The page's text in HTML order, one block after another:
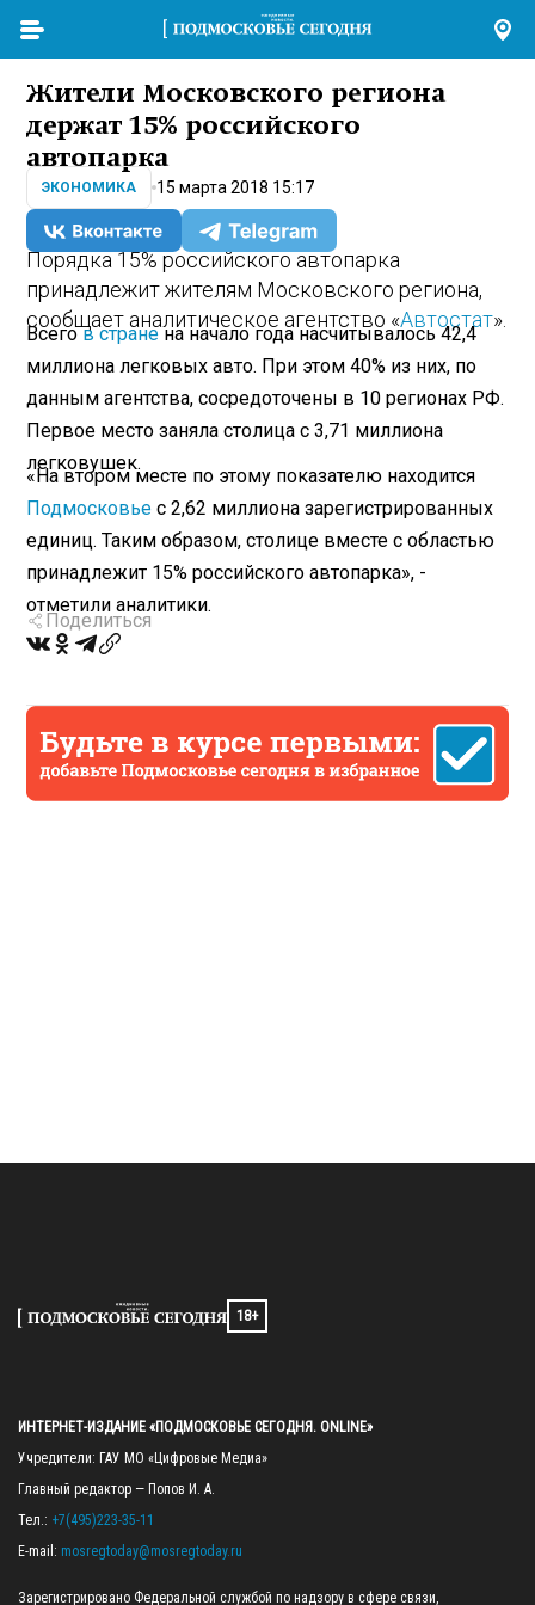
Жители Московского региона
держат 15% российского
автопарка
ЭКОНОМИКА 15 марта 2018 15:17
Порядка 15% российского автопарка
принадлежит жителям Московского региона,
сообщает аналитическое агентство «Автостат».
Всегов странена начало года насчитывалось 42,4
миллиона легковых авто. При этом 40% из них, по
данным агентства, сосредоточены в 10 регионах РФ.
Первое место заняла столица с 3,71 миллиона
легковушек.
«На втором месте по этому показателю находится
Подмосковье с 2,62 миллиона зарегистрированных
единиц. Таким образом, столице вместе с областью
принадлежит 15% российского автопарка», -
отметили аналитики.
Поделиться
18+
ИНТЕРНЕТ-ИЗДАНИЕ «ПОДМОСКОВЬЕ СЕГОДНЯ. ONLINE»
Учредители: ГАУ МО «Цифровые Медиа»
Главный редактор — Попов И. А.
Тел.: +7(495)223-35-11
E-mail: mosregtoday@mosregtoday.ru
Зарегистрировано Федеральной службой по надзору в сфере связи,